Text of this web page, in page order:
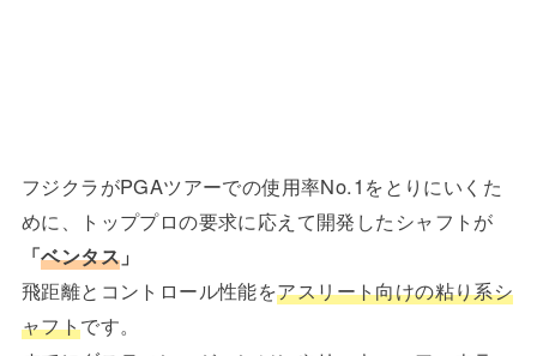
フジクラがPGAツアーでの使用率No.1をとりにいくた
めに、トッププロの要求に応えて開発したシャフトが
「ベンタス」
飛距離とコントロール性能をアスリート向けの粘り系シ
ャフトです。